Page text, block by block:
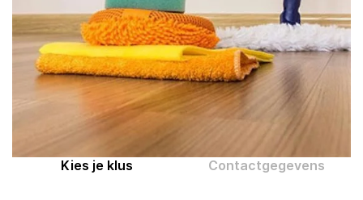
Help
Over MrFix
Log in als vakman
Kies je klus Contactgegevens